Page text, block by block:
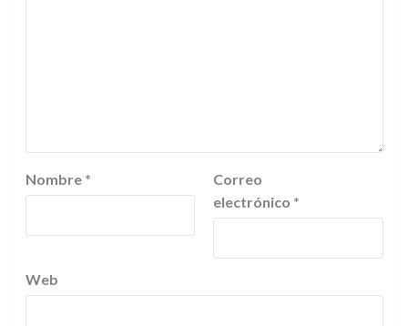
Nombre *
Correo
electrónico *
Web